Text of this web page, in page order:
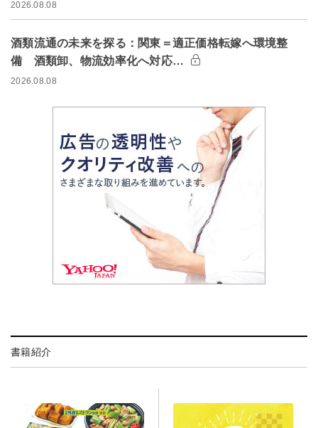
2026.08.08
酒類流通の未来を探る：関東＝適正価格転嫁へ環境整
備 酒類卸、物流効率化へ対応…
2026.08.08
書籍紹介